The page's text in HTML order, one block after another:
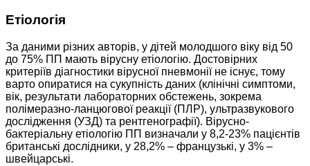
Етіологія
За даними різних авторів, у дітей молодшого віку від 50
до 75% ПП мають вірусну етіологію. Достовірних
критеріїв діагностики вірусної пневмонії не існує, тому
варто опиратися на сукупність даних (клінічні симптоми,
вік, результати лабораторних обстежень, зокрема
полімеразно-ланцюгової реакції (ПЛР), ультразвукового
дослідження (УЗД) та рентгенографії). Вірусно-
бактеріальну етіологію ПП визначали у 8,2-23% пацієнтів
британські дослідники, у 28,2% – ​французькі, у 3% – ​
швейцарські.